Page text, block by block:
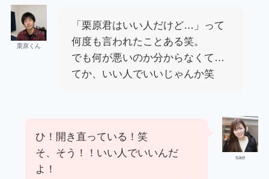
栗原くん
「栗原君はいい人だけど…」って
何度も言われたことある笑。
でも何が悪いのか分からなくて…
てか、いい人でいいじゃんか笑
sae
ひ！開き直っている！笑
そ、そう！！いい人でいいんだ
よ！